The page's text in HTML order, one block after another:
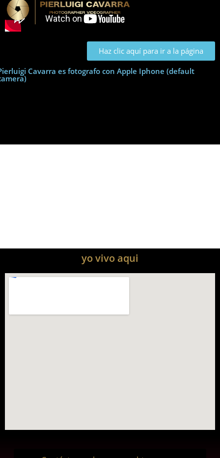
Haz clic aquí para ir a la página
Cavarra es fotografo con Apple Iphone (default
yo vivo aqui